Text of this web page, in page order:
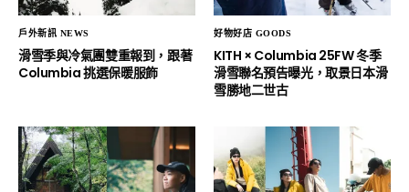
戶外新訊 NEWS
滑雪季與冷氣團雙重報到，跟著
Columbia 挑選保暖服飾
好物好店 GOODS
KITH × Columbia 25FW 冬季
滑雪聯名預告曝光，取景日本滑
雪勝地二世古